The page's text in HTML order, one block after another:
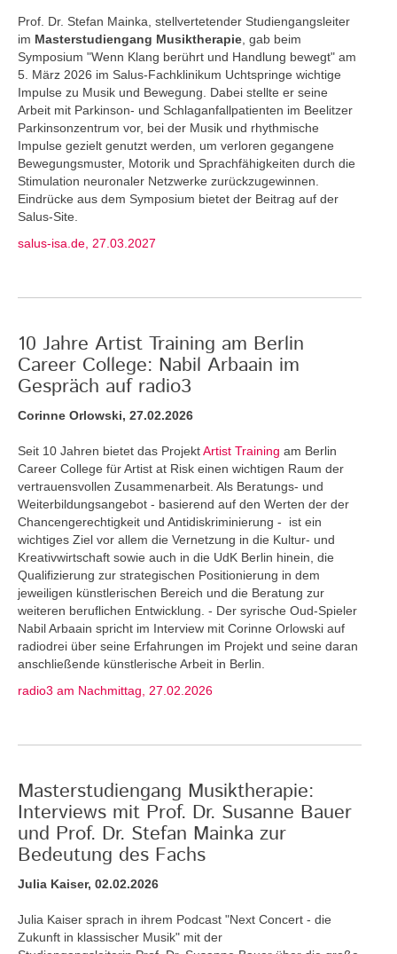
Prof. Dr. Stefan Mainka, stellvertetender Studiengangsleiter
im Masterstudiengang Musiktherapie , gab beim
Symposium "Wenn Klang berührt und Handlung bewegt" am
5. März 2026 im Salus-Fachklinikum Uchtspringe wichtige
Impulse zu Musik und Bewegung. Dabei stellte er seine
Arbeit mit Parkinson- und Schlaganfallpatienten im Beelitzer
Parkinsonzentrum vor, bei der Musik und rhythmische
Impulse gezielt genutzt werden, um verloren gegangene
Bewegungsmuster, Motorik und Sprachfähigkeiten durch die
Stimulation neuronaler Netzwerke zurückzugewinnen.
Eindrücke aus dem Symposium bietet der Beitrag auf der
Salus-Site.
salus-isa.de, 27.03.2027
10 Jahre Artist Training am Berlin
Career College: Nabil Arbaain im
Gespräch auf radio3
Corinne Orlowski, 27.02.2026
Seit 10 Jahren bietet das ProjektArtist Training am Berlin
Career College für Artist at Risk einen wichtigen Raum der
vertrauensvollen Zusammenarbeit. Als Beratungs- und
Weiterbildungsangebot - basierend auf den Werten der der
Chancengerechtigkeit und Antidiskriminierung - ist ein
wichtiges Ziel vor allem die Vernetzung in die Kultur- und
Kreativwirtschaft sowie auch in die UdK Berlin hinein, die
Qualifizierung zur strategischen Positionierung in dem
jeweiligen künstlerischen Bereich und die Beratung zur
weiteren beruflichen Entwicklung. - Der syrische Oud-Spieler
Nabil Arbaain spricht im Interview mit Corinne Orlowski auf
radiodrei über seine Erfahrungen im Projekt und seine daran
anschließende künstlerische Arbeit in Berlin.
radio3 am Nachmittag, 27.02.2026
Masterstudiengang Musiktherapie:
Interviews mit Prof. Dr. Susanne Bauer
und Prof. Dr. Stefan Mainka zur
Bedeutung des Fachs
Julia Kaiser, 02.02.2026
Julia Kaiser sprach in ihrem Podcast "Next Concert - die
Zukunft in klassischer Musik" mit der